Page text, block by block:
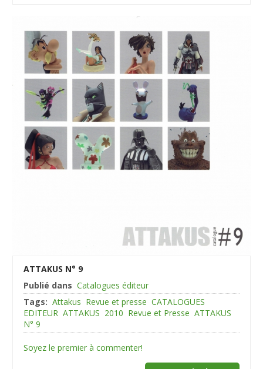
ATTAKUS N° 9
Publié dans Catalogues éditeur
Tags: Attakus Revue et presse CATALOGUES
EDITEUR ATTAKUS 2010 Revue et Presse ATTAKUS
N° 9
Soyez le premier à commenter!